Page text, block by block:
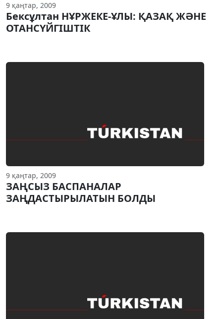
9 қаңтар, 2009
Бексұлтан НҰРЖЕКЕ-ҰЛЫ: ҚАЗАҚ ЖӘНЕ
ОТАНСҮЙГIШТIК
9 қаңтар, 2009
ЗАҢСЫЗ БАСПАНАЛАР
ЗАҢДАСТЫРЫЛАТЫН БОЛДЫ